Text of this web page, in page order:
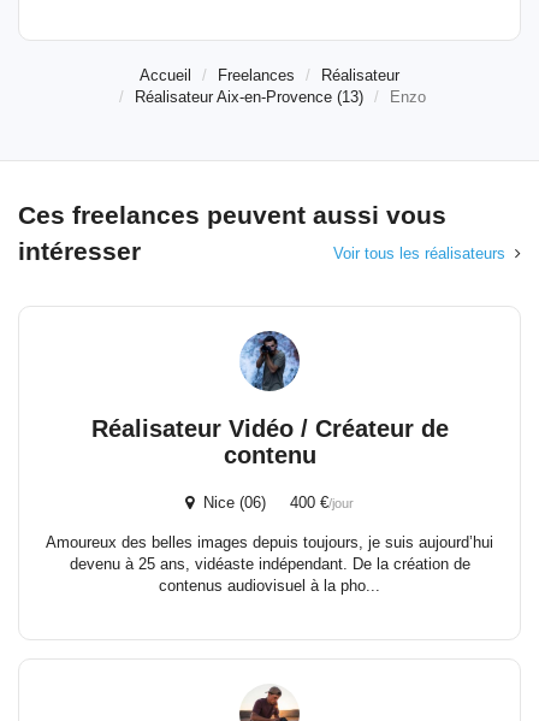
Accueil Freelances
Réalisateur
Réalisateur Aix-en-Provence (13)
Enzo
Ces freelances peuvent aussi vous
intéresser
Voir tous les réalisateurs
Réalisateur Vidéo / Créateur de
contenu
Nice (06) 400 €/jour
Amoureux des belles images depuis toujours, je suis aujourd’hui
devenu à 25 ans, vidéaste indépendant. De la création de
contenus audiovisuel à la pho...